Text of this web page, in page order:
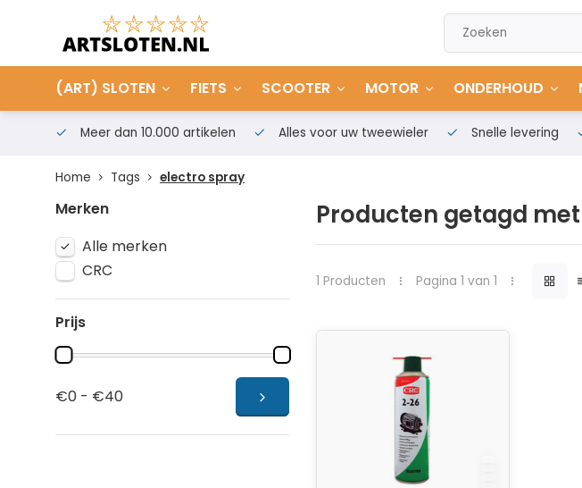
(ART) SLOTEN FIETS SCOOTER MOTOR ONDERHOUD
Meer dan 10.000 artikelen Alles voor uw tweewieler Snelle levering
Home Tags electro spray
Merken
Alle merken
CRC
Prijs
€0 - €40
Producten getagd
1 Producten Pagina 1 van 1